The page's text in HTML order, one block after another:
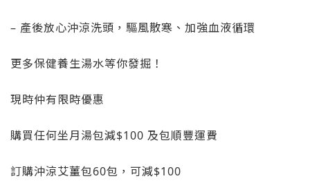
– 產後放心沖涼洗頭，驅風散寒、加強血液循環
更多保健養生湯水等你發掘！
現時仲有限時優惠
購買任何坐月湯包減$100 及包順豐運費
訂購沖涼艾薑包60包，可減$100